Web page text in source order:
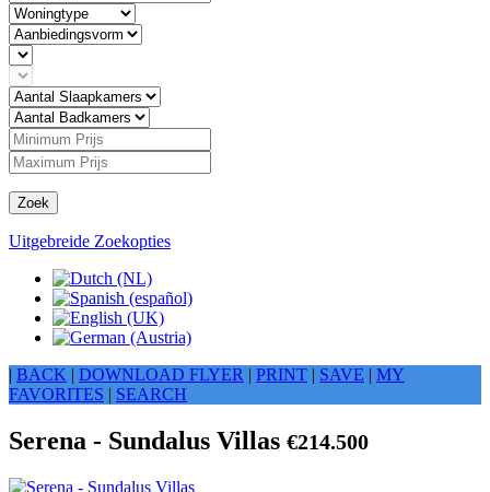
Zoek
Uitgebreide Zoekopties
| BACK | DOWNLOAD FLYER | PRINT | SAVE | MY
FAVORITES | SEARCH
Serena - Sundalus Villas €214.500